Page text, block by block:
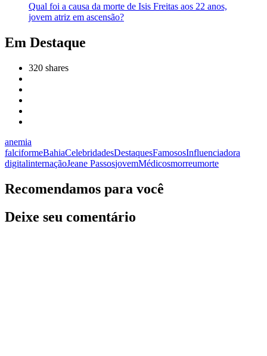
Qual foi a causa da morte de Isis Freitas aos 22 anos,
jovem atriz em ascensão?
Em Destaque
320 shares
anemia
falciformeBahiaCelebridadesDestaquesFamososInfluenciadora
digitalinternaçãoJeane PassosjovemMédicosmorreumorte
Recomendamos para você
Deixe seu comentário